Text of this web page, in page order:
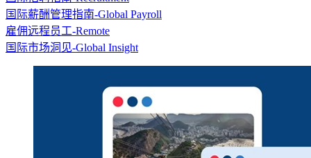
国际薪酬管理指南-Global Payroll
雇佣远程员工-Remote
国际市场洞见-Global Insight